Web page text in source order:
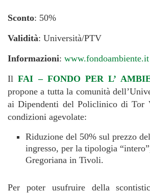
Sconto: 50%
Validità: Università/PTV
Informazioni: www.fondoambiente.it
IlFAI – FONDO PER L’
propone a tutta la comunità
ai Dipendenti del Policlinico di Tor
condizioni agevolate:
Riduzione del 50% sul prezzo
ingresso, per la tipologia
Gregoriana in Tivoli.
Per poter usufruire della